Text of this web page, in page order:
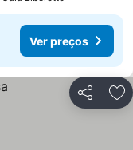
Ver preços
Partilhar